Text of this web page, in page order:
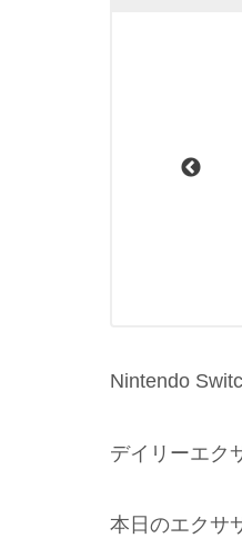
Nintendo
デイリーエク
本日のエクサ